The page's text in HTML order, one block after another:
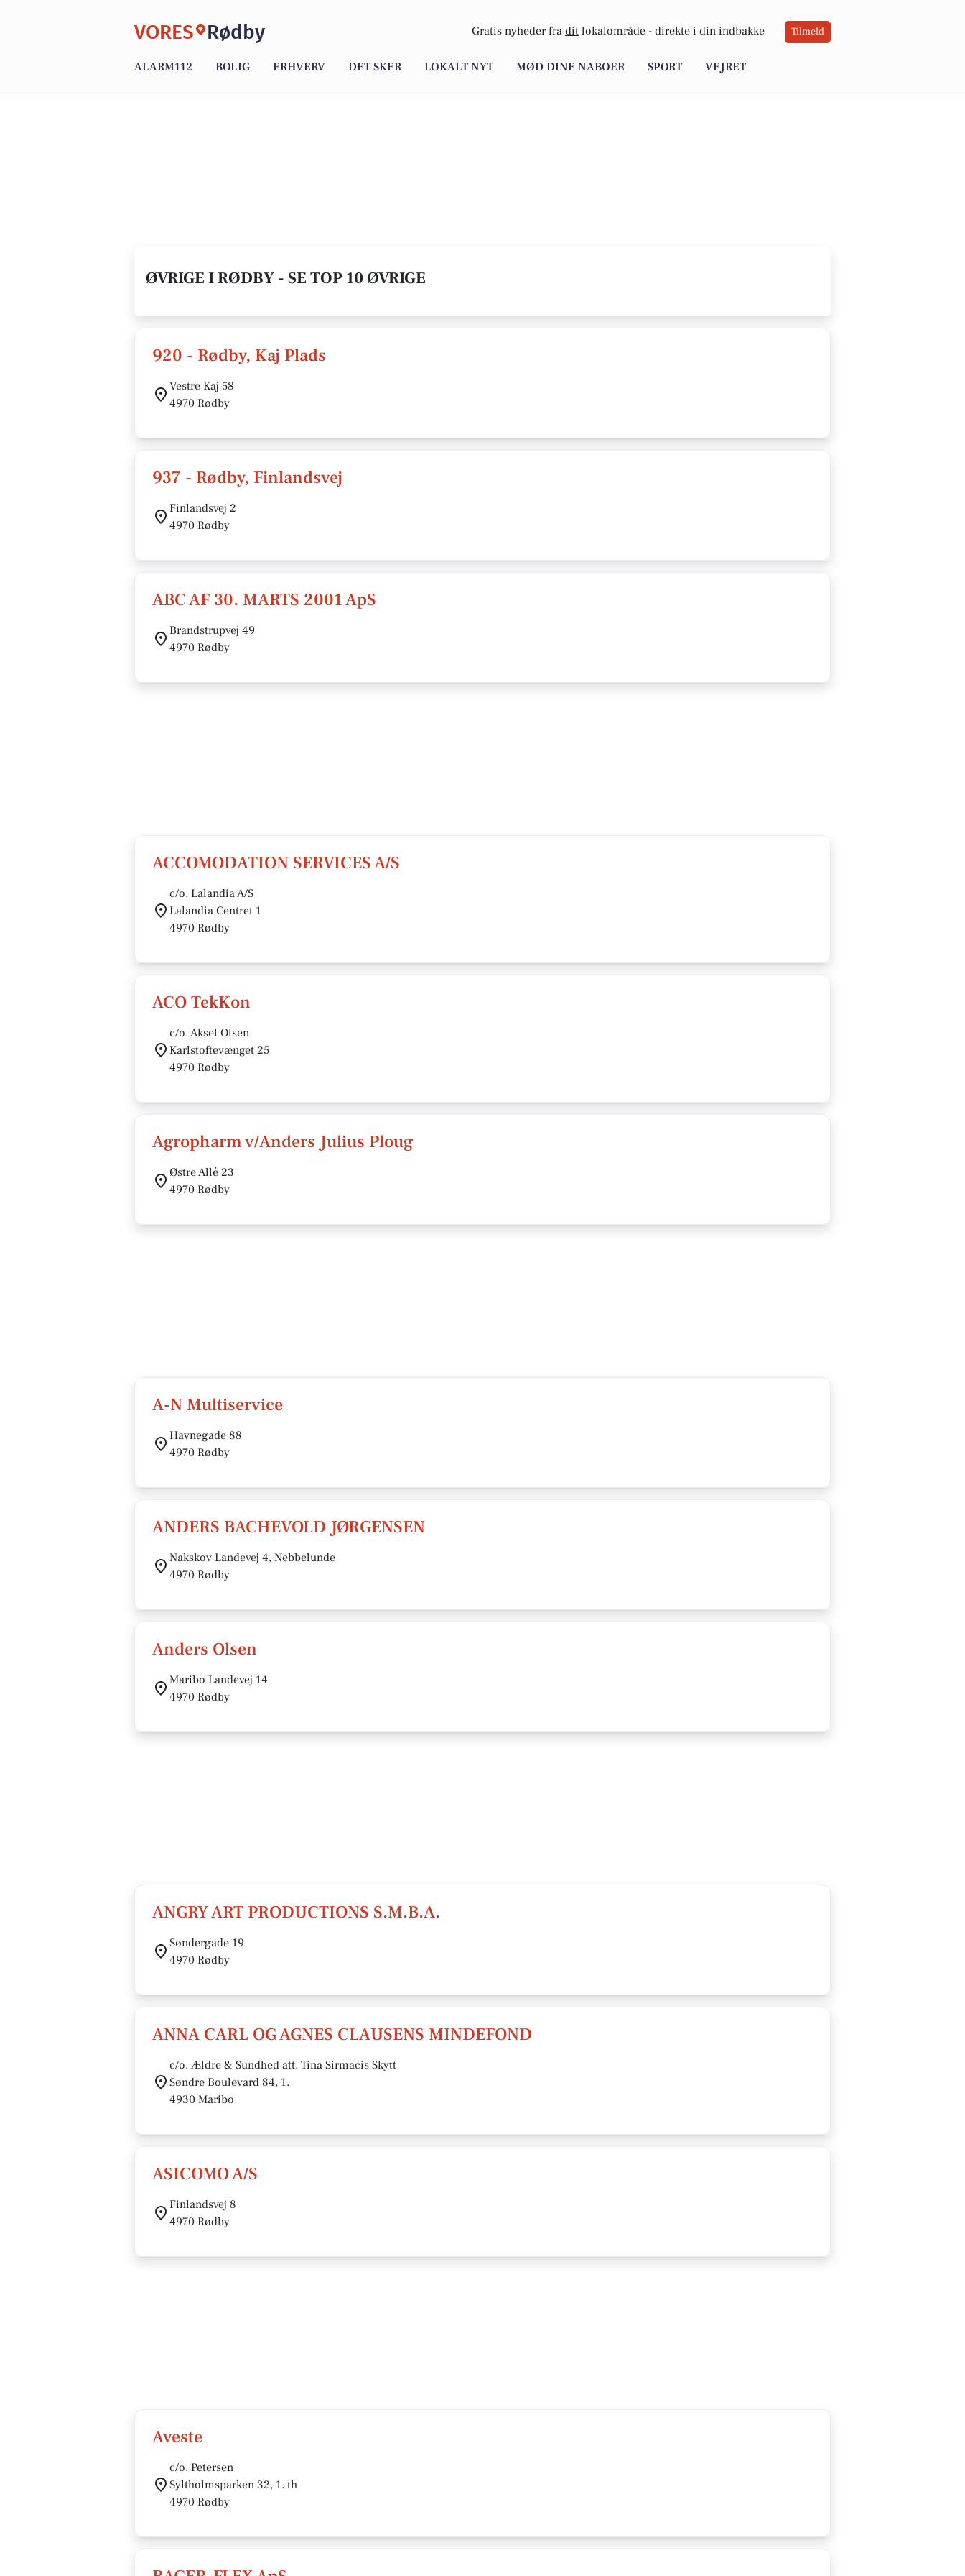
VORES Rødby Gratis nyheder fra dit lokalområde - direkte i din indbakke Tilmeld
ALARM112 BOLIG ERHVERV DET SKER LOKALT NYT MØD DINE NABOER SPORT VEJRET
ØVRIGE I RØDBY - SE TOP 10 ØVRIGE
920 - Rødby, Kaj Plads
Vestre Kaj 58
4970 Rødby
937 - Rødby, Finlandsvej
Finlandsvej 2
4970 Rødby
ABC AF 30. MARTS 2001 ApS
Brandstrupvej 49
4970 Rødby
ACCOMODATION SERVICES A/S
c/o. Lalandia A/S
Lalandia Centret 1
4970 Rødby
ACO TekKon
c/o. Aksel Olsen
Karlstoftevænget 25
4970 Rødby
Agropharm v/Anders Julius Ploug
Østre Allé 23
4970 Rødby
A-N Multiservice
Havnegade 88
4970 Rødby
ANDERS BACHEVOLD JØRGENSEN
Nakskov Landevej 4, Nebbelunde
4970 Rødby
Anders Olsen
Maribo Landevej 14
4970 Rødby
ANGRY ART PRODUCTIONS S.M.B.A.
Søndergade 19
4970 Rødby
ANNA CARL OG AGNES CLAUSENS MINDEFOND
c/o. Ældre & Sundhed att. Tina Sirmacis Skytt
Søndre Boulevard 84, 1.
4930 Maribo
ASICOMO A/S
Finlandsvej 8
4970 Rødby
Aveste
c/o. Petersen
Syltholmsparken 32, 1. th
4970 Rødby